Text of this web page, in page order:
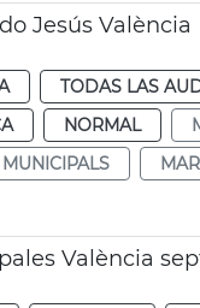
Jesús València
TODAS LAS
NORMAL
València